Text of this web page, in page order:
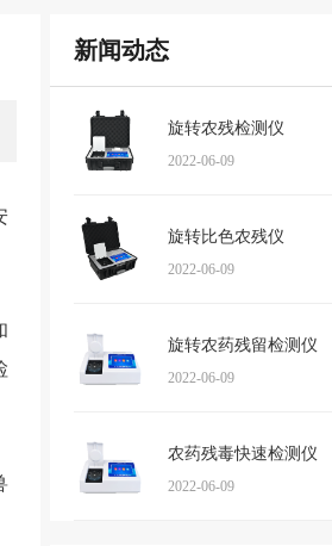
新闻动态
旋转农残检测仪
2022-06-09
旋转比色农残仪
2022-06-09
旋转农药残留检测仪
2022-06-09
农药残毒快速检测仪
2022-06-09